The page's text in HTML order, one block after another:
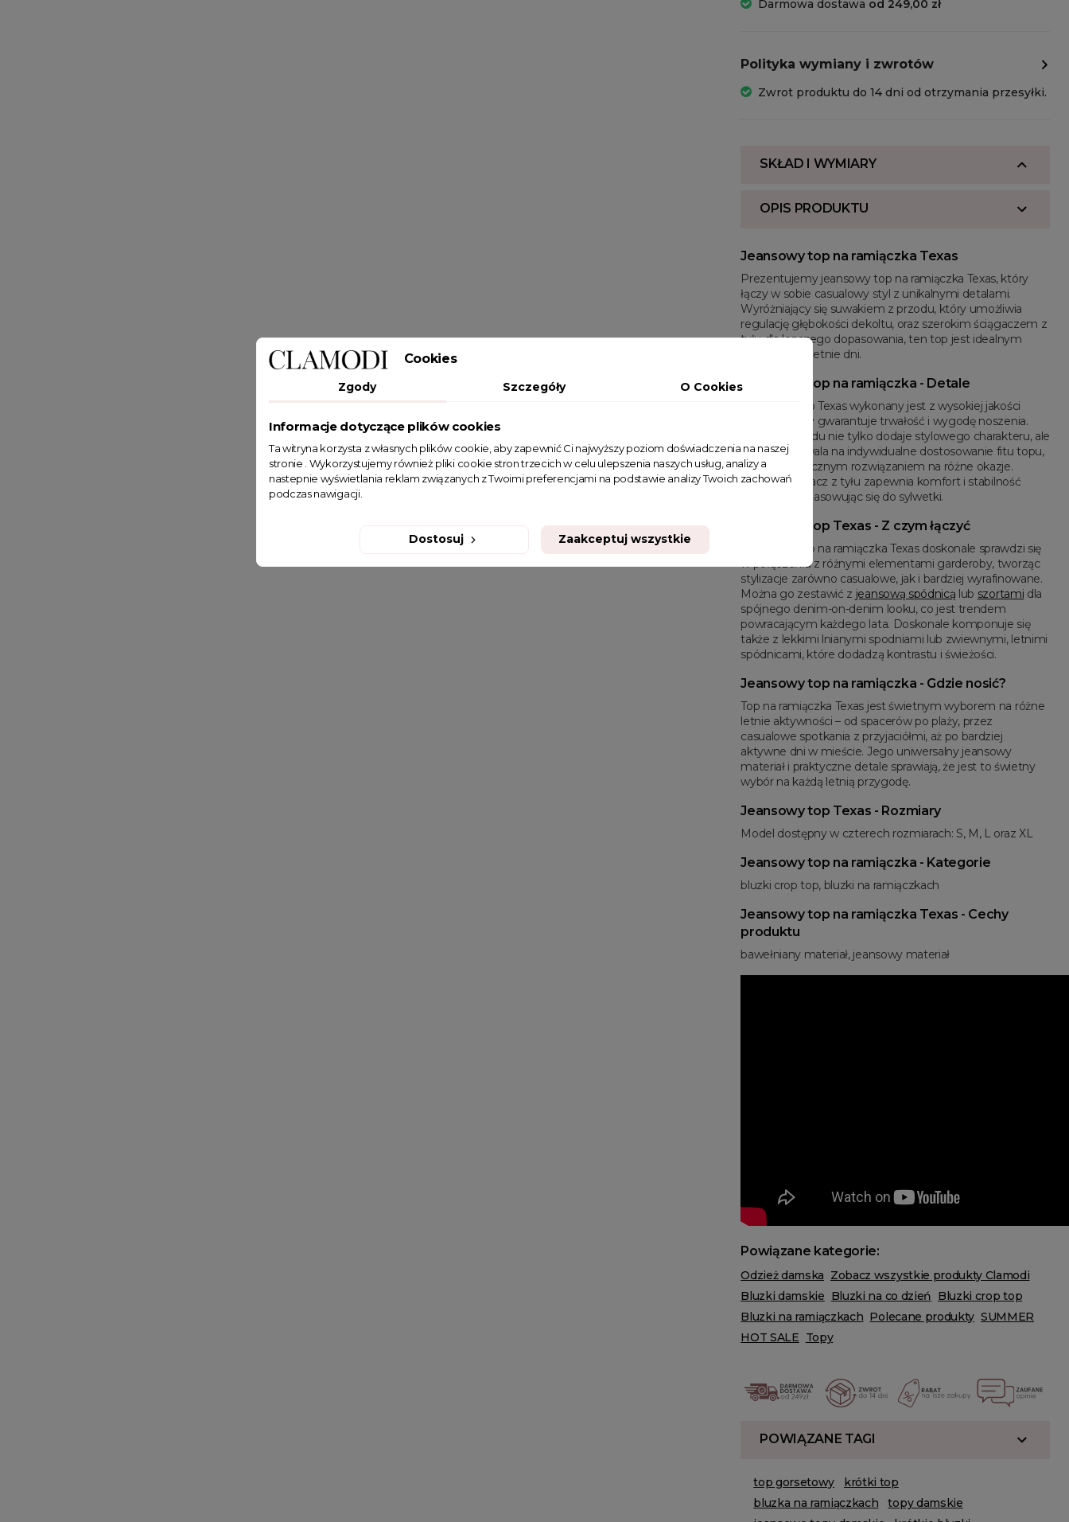
Darmowa dostawa od 249,00 zł
Polityka wymiany i zwrotów
Zwrot produktu do 14 dni od otrzymania przesyłki.
SKŁAD I WYMIARY
OPIS PRODUKTU
Jeansowy top na ramiączka Texas
Prezentujemy jeansowy top na ramiączka Texas, który
łączy w sobie casualowy styl z unikalnymi detalami.
Wyróżniający się suwakiem z przodu, który umożliwia
regulację głębokości dekoltu, oraz szerokim ściągaczem z
tyłu dla lepszego dopasowania, ten top jest idealnym
wyborem na letnie dni.
Jeansowy top na ramiączka - Detale
Jeansowy top Texas wykonany jest z wysokiej jakości
denimu, który gwarantuje trwałość i wygodę noszenia.
Suwak z przodu nie tylko dodaje stylowego charakteru, ale
również pozwala na indywidualne dostosowanie fitu topu,
co jest praktycznym rozwiązaniem na różne okazje.
Szeroki ściągacz z tyłu zapewnia komfort i stabilność
noszenia, dopasowując się do sylwetki.
Jeansowy top Texas - Z czym łączyć
Jeansowy top na ramiączka Texas doskonale sprawdzi się
w połączeniu z różnymi elementami garderoby, tworząc
stylizacje zarówno casualowe, jak i bardziej wyrafinowane.
Można go zestawić z jeansową spódnicą lub szortami dla
spójnego denim-on-denim looku, co jest trendem
powracającym każdego lata. Doskonale komponuje się
także z lekkimi lnianymi spodniami lub zwiewnymi, letnimi
spódnicami, które dodadzą kontrastu i świeżości.
Jeansowy top na ramiączka - Gdzie nosić?
Top na ramiączka Texas jest świetnym wyborem na różne
letnie aktywności – od spacerów po plaży, przez
casualowe spotkania z przyjaciółmi, aż po bardziej
aktywne dni w mieście. Jego uniwersalny jeansowy
materiał i praktyczne detale sprawiają, że jest to świetny
wybór na każdą letnią przygodę.
Jeansowy top Texas - Rozmiary
Model dostępny w czterech rozmiarach: S, M, L oraz XL
Jeansowy top na ramiączka - Kategorie
bluzki crop top, bluzki na ramiączkach
Jeansowy top na ramiączka Texas - Cechy
produktu
bawełniany materiał, jeansowy materiał
Powiązane kategorie:
Odzież damska Zobacz wszystkie produkty Clamodi
Bluzki damskie Bluzki na co dzień Bluzki crop top
Bluzki na ramiączkach Polecane produkty SUMMER
HOT SALE Topy
POWIĄZANE TAGI
top gorsetowy
krótki top
bluzka na ramiączkach
topy damskie
Cookies
Zgody Szczegóły O Cookies
Informacje dotyczące plików cookies
Ta witryna korzysta z własnych plików cookie, aby zapewnić Ci najwyższy poziom doświadczenia na naszej
stronie . Wykorzystujemy również pliki cookie stron trzecich w celu ulepszenia naszych usług, analizy a
nastepnie wyświetlania reklam związanych z Twoimi preferencjami na podstawie analizy Twoich zachowań
podczas nawigacji.
Dostosuj Zaakceptuj wszystkie